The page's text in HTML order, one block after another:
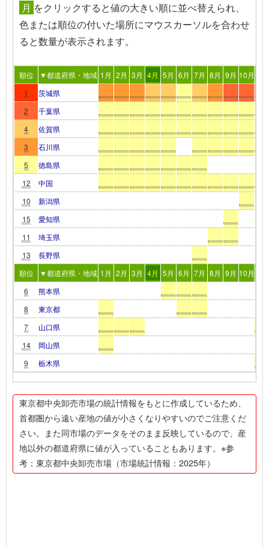
月 をクリックすると値の大きい順に並べ替えられ、
色または順位の付いた場所にマウスカーソルを合わせ
ると数量が表示されます。
順位 ▼都道府県・地域 1月 2月 3月 4月 5月 6月 7月 8月 9月 10月
1
茨城県
2
千葉県
4
佐賀県
3
石川県
5
徳島県
12
中国
10
新潟県
15
愛知県
11
埼玉県
13
長野県
順位
▼都道府県・地域 1月 2月 3月 4月 5月 6月 7月 8月 9月 10月
6
熊本県
8
東京都
7
山口県
14
岡山県
9
栃木県
東京都中央卸売市場の統計情報をもとに作成しているため、
首都圏から遠い産地の値が小さくなりやすいのでご注意くだ
さい。また同市場のデータをそのまま反映しているので、産
地以外の都道府県に値が入っていることもあります。※参
考：東京都中央卸売市場（市場統計情報：2025年）